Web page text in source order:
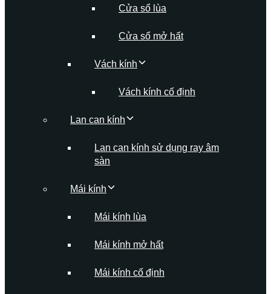
Cửa sổ lùa
Cửa sổ mở hất
Vách kính
Vách kính cố định
Lan can kính
Lan can kính sử dụng ray âm
sàn
Mái kính
Mái kính lùa
Mái kính mở hất
Mái kính cố định